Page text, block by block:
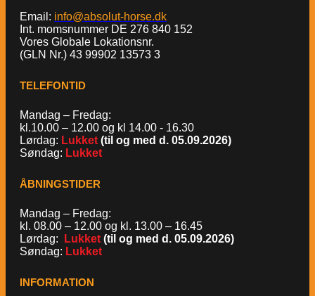
Email: info@absolut-horse.dk
Int. momsnummer DE 276 840 152
Vores Globale Lokationsnr.
(GLN Nr.) 43 99902 13573 3
TELEFONTID
Mandag – Fredag:
kl.10.00 – 12.00 og kl 14.00 - 16.30
Lørdag: Lukket (til og med d. 05.09.2026)
Søndag: Lukket
ÅBNINGSTIDER
Mandag – Fredag:
kl. 08.00 – 12.00 og kl. 13.00 – 16.45
Lørdag:
Lukket (til og med d. 05.09.2026)
Søndag: Lukket
INFORMATION